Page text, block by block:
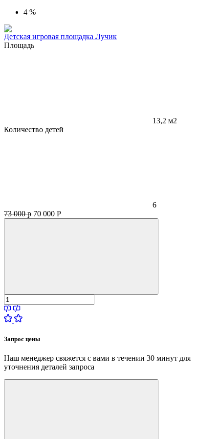
4 %
Детская игровая площадка Лучик
Площадь
13,2 м2
Количество детей
6
73 000 р 70 000 Р
Запрос цены
Наш менеджер свяжется с вами в течении 30 минут для
уточнения деталей запроса